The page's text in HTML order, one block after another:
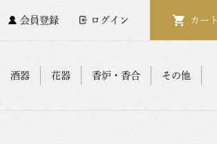
会員登録 ログイン カート
酒器 花器 香炉・香合 その他